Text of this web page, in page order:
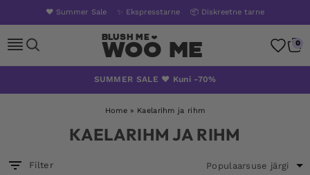
❤️ Summer Sale ✨ Ekspresstarne 📦 Diskreetne tarne
Woo Me 0
SUMMER SALE ❤️ Kuni -70%
Home » Kaelarihm ja rihm
KAELARIHM JA RIHM
Filter